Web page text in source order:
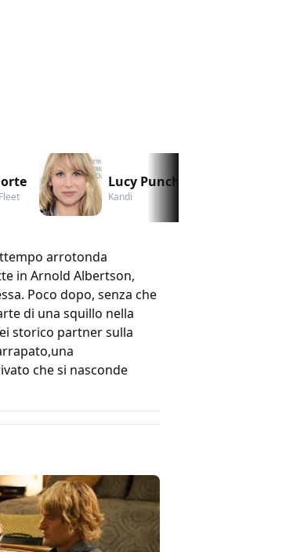
Lucy Punch
Kandi
arrotonda
in Arnold Albertson,
Poco dopo, senza che
di una squillo nella
storico partner sulla
che si nasconde